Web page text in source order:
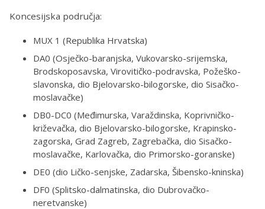
Koncesijska područja:
MUX 1 (Republika Hrvatska)
DA0 (Osječko-baranjska, Vukovarsko-srijemska,
Brodskoposavska, Virovitičko-podravska, Požeško-
slavonska, dio Bjelovarsko-bilogorske, dio Sisačko-
moslavačke)
DB0-DC0 (Međimurska, Varaždinska, Koprivničko-
križevačka, dio Bjelovarsko-bilogorske, Krapinsko-
zagorska, Grad Zagreb, Zagrebačka, dio Sisačko-
moslavačke, Karlovačka, dio Primorsko-goranske)
DE0 (dio Ličko-senjske, Zadarska, Šibensko-kninska)
DF0 (Splitsko-dalmatinska, dio Dubrovačko-
neretvanske)